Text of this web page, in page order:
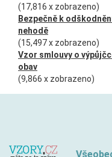
(17,816 x zobrazeno)
Bezpečně k
nehodě
(15,497 x zobrazeno)
Vzor smlouvy o
obav
(9,866 x zobrazeno)